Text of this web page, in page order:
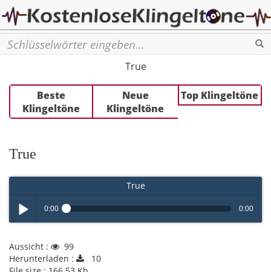
True
Beste
Klingeltöne
Neue
Klingeltöne
Top Klingeltöne
True
True
Play /
0:00 0:00
Aussicht :
99
Herunterladen :
10